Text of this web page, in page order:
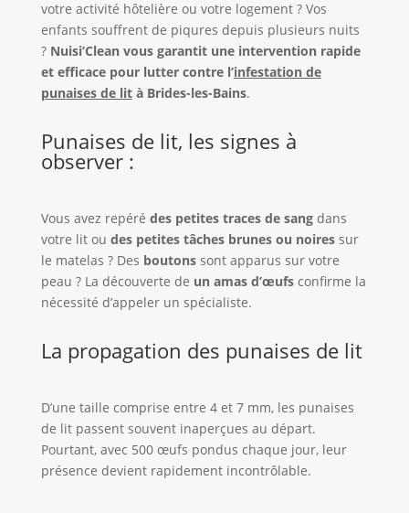
votre activité hôtelière ou votre logement ? Vos
enfants souffrent de piqures depuis plusieurs nuits
? Nuisi’Clean vous garantit une intervention rapide
et efficace pour lutter contre l’infestation de
punaises de lità Brides-les-Bains.
Punaises de lit, les signes à
observer :
Vous avez repéré des petites traces de sangdans
votre lit ou des petites tâches brunes ou noiressur
le matelas ? Des boutonssont apparus sur votre
peau ? La découverte de un amas d’œufsconfirme la
nécessité d’appeler un spécialiste.
La propagation des punaises de lit
D’une taille comprise entre 4 et 7 mm, les punaises
de lit passent souvent inaperçues au départ.
Pourtant, avec 500 œufs pondus chaque jour, leur
présence devient rapidement incontrôlable.